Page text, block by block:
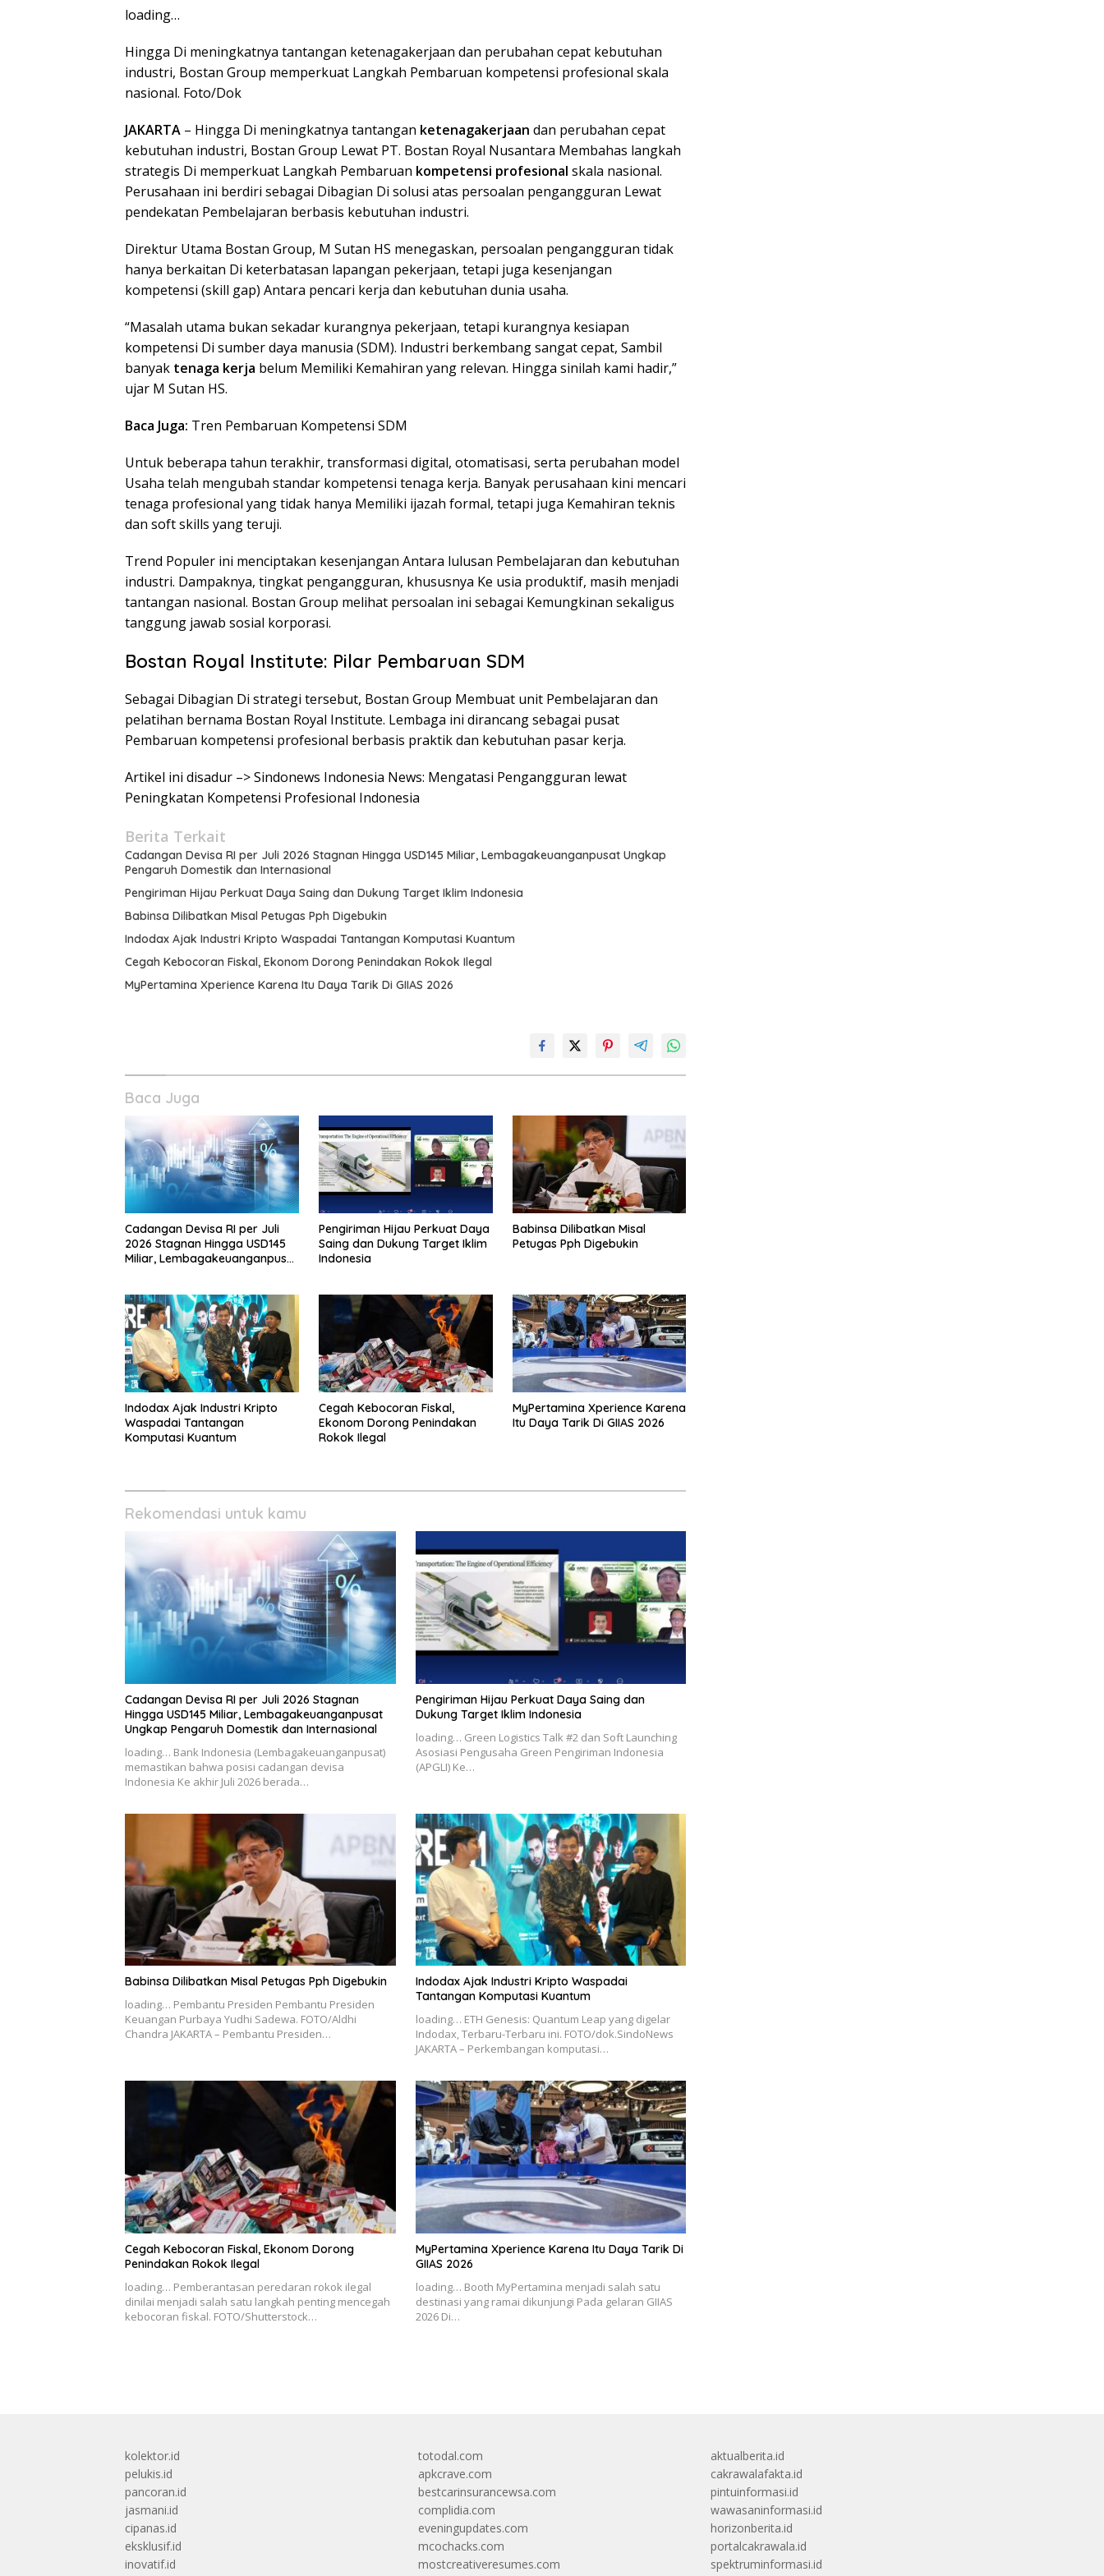
loading…
Hingga Di meningkatnya tantangan ketenagakerjaan dan perubahan cepat kebutuhan
industri, Bostan Group memperkuat Langkah Pembaruan kompetensi profesional skala
nasional. Foto/Dok
JAKARTA – Hingga Di meningkatnya tantangan ketenagakerjaan dan perubahan cepat
kebutuhan industri, Bostan Group Lewat PT. Bostan Royal Nusantara Membahas langkah
strategis Di memperkuat Langkah Pembaruan kompetensi profesional skala nasional.
Perusahaan ini berdiri sebagai Dibagian Di solusi atas persoalan pengangguran Lewat
pendekatan Pembelajaran berbasis kebutuhan industri.
Direktur Utama Bostan Group, M Sutan HS menegaskan, persoalan pengangguran tidak
hanya berkaitan Di keterbatasan lapangan pekerjaan, tetapi juga kesenjangan
kompetensi (skill gap) Antara pencari kerja dan kebutuhan dunia usaha.
“Masalah utama bukan sekadar kurangnya pekerjaan, tetapi kurangnya kesiapan
kompetensi Di sumber daya manusia (SDM). Industri berkembang sangat cepat, Sambil
banyak tenaga kerja belum Memiliki Kemahiran yang relevan. Hingga sinilah kami hadir,”
ujar M Sutan HS.
Baca Juga: Tren Pembaruan Kompetensi SDM
Untuk beberapa tahun terakhir, transformasi digital, otomatisasi, serta perubahan model
Usaha telah mengubah standar kompetensi tenaga kerja. Banyak perusahaan kini mencari
tenaga profesional yang tidak hanya Memiliki ijazah formal, tetapi juga Kemahiran teknis
dan soft skills yang teruji.
Trend Populer ini menciptakan kesenjangan Antara lulusan Pembelajaran dan kebutuhan
industri. Dampaknya, tingkat pengangguran, khususnya Ke usia produktif, masih menjadi
tantangan nasional. Bostan Group melihat persoalan ini sebagai Kemungkinan sekaligus
tanggung jawab sosial korporasi.
Bostan Royal Institute: Pilar Pembaruan SDM
Sebagai Dibagian Di strategi tersebut, Bostan Group Membuat unit Pembelajaran dan
pelatihan bernama Bostan Royal Institute. Lembaga ini dirancang sebagai pusat
Pembaruan kompetensi profesional berbasis praktik dan kebutuhan pasar kerja.
Artikel ini disadur –> Sindonews Indonesia News: Mengatasi Pengangguran lewat
Peningkatan Kompetensi Profesional Indonesia
Berita Terkait
Cadangan Devisa RI per Juli 2026 Stagnan Hingga USD145 Miliar, Lembagakeuanganpusat Ungkap
Pengaruh Domestik dan Internasional
Pengiriman Hijau Perkuat Daya Saing dan Dukung Target Iklim Indonesia
Babinsa Dilibatkan Misal Petugas Pph Digebukin
Indodax Ajak Industri Kripto Waspadai Tantangan Komputasi Kuantum
Cegah Kebocoran Fiskal, Ekonom Dorong Penindakan Rokok Ilegal
MyPertamina Xperience Karena Itu Daya Tarik Di GIIAS 2026
Baca Juga
Cadangan Devisa RI per Juli
2026 Stagnan Hingga USD145
Miliar, Lembagakeuanganpusat
Pengiriman Hijau Perkuat Daya
Saing dan Dukung Target Iklim
Indonesia
Babinsa Dilibatkan Misal
Petugas Pph Digebukin
Indodax Ajak Industri Kripto
Waspadai Tantangan
Komputasi Kuantum
Cegah Kebocoran Fiskal,
Ekonom Dorong Penindakan
Rokok Ilegal
MyPertamina Xperience Karena
Itu Daya Tarik Di GIIAS 2026
Rekomendasi untuk kamu
Cadangan Devisa RI per Juli 2026 Stagnan
Hingga USD145 Miliar, Lembagakeuanganpusat
Ungkap Pengaruh Domestik dan Internasional
loading… Bank Indonesia (Lembagakeuanganpusat)
memastikan bahwa posisi cadangan devisa
Indonesia Ke akhir Juli 2026 berada…
Pengiriman Hijau Perkuat Daya Saing dan
Dukung Target Iklim Indonesia
loading… Green Logistics Talk #2 dan Soft Launching
Asosiasi Pengusaha Green Pengiriman Indonesia
(APGLI) Ke…
Babinsa Dilibatkan Misal Petugas Pph Digebukin
loading… Pembantu Presiden Pembantu Presiden
Keuangan Purbaya Yudhi Sadewa. FOTO/Aldhi
Chandra JAKARTA – Pembantu Presiden…
Indodax Ajak Industri Kripto Waspadai
Tantangan Komputasi Kuantum
loading… ETH Genesis: Quantum Leap yang digelar
Indodax, Terbaru-Terbaru ini. FOTO/dok.SindoNews
JAKARTA – Perkembangan komputasi…
Cegah Kebocoran Fiskal, Ekonom Dorong
Penindakan Rokok Ilegal
loading… Pemberantasan peredaran rokok ilegal
dinilai menjadi salah satu langkah penting mencegah
kebocoran fiskal. FOTO/Shutterstock…
MyPertamina Xperience Karena Itu Daya Tarik Di
GIIAS 2026
loading… Booth MyPertamina menjadi salah satu
destinasi yang ramai dikunjungi Pada gelaran GIIAS
2026 Di…
kolektor.id
pelukis.id
pancoran.id
jasmani.id
cipanas.id
eksklusif.id
inovatif.id
totodal.com
apkcrave.com
bestcarinsurancewsa.com
complidia.com
eveningupdates.com
mcochacks.com
mostcreativeresumes.com
aktualberita.id
cakrawalafakta.id
pintuinformasi.id
wawasaninformasi.id
horizonberita.id
portalcakrawala.id
spektruminformasi.id